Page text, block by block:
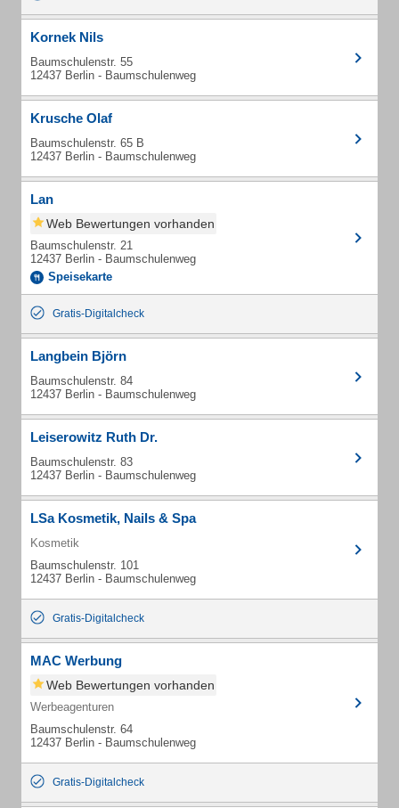
Kornek Nils
Baumschulenstr. 55
12437 Berlin - Baumschulenweg
Krusche Olaf
Baumschulenstr. 65 B
12437 Berlin - Baumschulenweg
Lan
Web Bewertungen vorhanden
Baumschulenstr. 21
12437 Berlin - Baumschulenweg
Speisekarte
Gratis-Digitalcheck
Langbein Björn
Baumschulenstr. 84
12437 Berlin - Baumschulenweg
Leiserowitz Ruth Dr.
Baumschulenstr. 83
12437 Berlin - Baumschulenweg
LSa Kosmetik, Nails & Spa
Kosmetik
Baumschulenstr. 101
12437 Berlin - Baumschulenweg
Gratis-Digitalcheck
MAC Werbung
Web Bewertungen vorhanden
Werbeagenturen
Baumschulenstr. 64
12437 Berlin - Baumschulenweg
Gratis-Digitalcheck